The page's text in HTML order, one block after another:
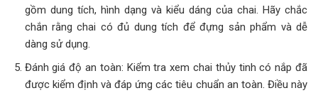
gồm dung tích, hình dạng và kiểu dáng của chai. Hãy chắc
chắn rằng chai có đủ dung tích để đựng sản phẩm và dễ
dàng sử dụng.
Đánh giá độ an toàn: Kiểm tra xem chai thủy tinh có nắp đã
được kiểm định và đáp ứng các tiêu chuẩn an toàn. Điều này